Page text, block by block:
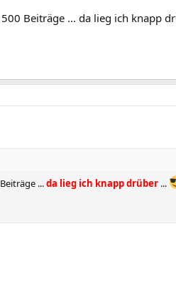
Beiträge ... da lieg ich knapp
...da lieg ich knapp drüber ...